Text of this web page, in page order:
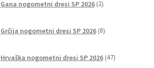
Gana nogometni dresi SP 2026 2izdelka
Grčija nogometni dresi SP 2026 8izdelkov
Hrvaška nogometni dresi SP 2026 47izdelkov